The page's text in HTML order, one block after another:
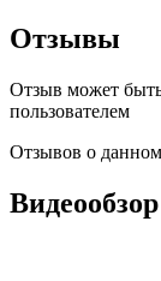
Отзывы
Отзыв может
пользователем
Отзывов о